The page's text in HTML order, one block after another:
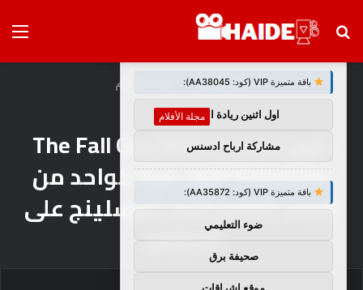
بحث
الرئيسية/ مجلة الأفلام
مجلة الأفلام
ظهر فيلم The Fall Guy Rotten
Tomatoes لأول مرة كواحد من
أفضل أفلام رايان جوسلينج على
الإطلاق
توصيات :
باقة متميزة VIP (كود: AA38045):
اول اثنين ريادة اعمال
مشاركة ارباح ادسنس
باقة متميزة VIP (كود: AA35872):
ضوء التعليمي
صحيفة برق